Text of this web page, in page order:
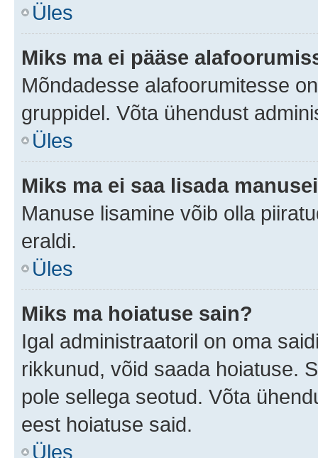
Üles
Miks ma ei pääse
Mõndadesse alafoorumitesse
gruppidel. Võta ühendust
Üles
Miks ma ei saa lisada
Manuse lisamine võib olla
eraldi.
Üles
Miks ma hoiatuse sain?
Igal administraatoril on oma
rikkunud, võid saada hoiatuse.
pole sellega seotud. Võta
eest hoiatuse said.
Üles